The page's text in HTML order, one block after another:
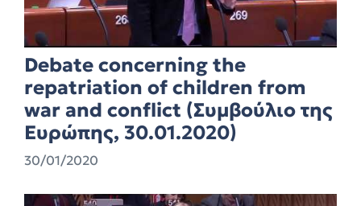
Debate concerning the
repatriation of children from
war and conflict (Συμβούλιο της
Ευρώπης, 30.01.2020)
30/01/2020